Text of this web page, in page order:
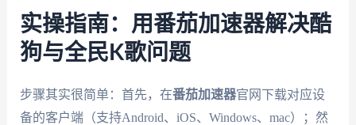
实操指南：用番茄加速器解决酷
狗与全民K歌问题
步骤其实很简单：首先，在番茄加速器官网下载对应设
备的客户端（支持Android、iOS、Windows、mac）；然